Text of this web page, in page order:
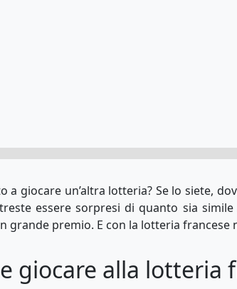
a giocare un’altra lotteria? Se lo siete,
essere sorpresi di quanto sia
grande premio. E con la lotteria
giocare alla lotteria